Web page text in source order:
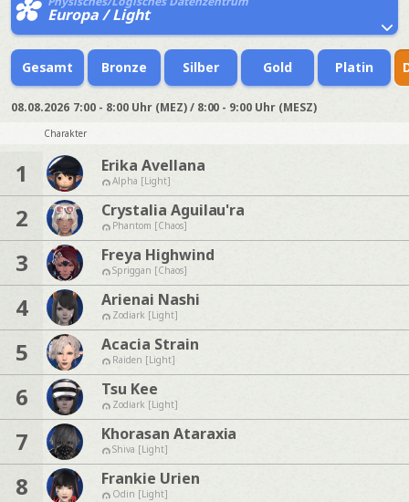
Europa / Light
Gesamt Bronze Silber Gold Platin
08.08.2026 7:00 - 8:00 Uhr (MEZ) / 8:00 - 9:00 Uhr (MESZ)
Charakter
1 Erika Avellana
Alpha [Light]
2 Crystalia Aguilau'ra
Phantom [Chaos]
3 Freya Highwind
Spriggan [Chaos]
4 Arienai Nashi
Zodiark [Light]
5 Acacia Strain
Raiden [Light]
6 Tsu Kee
Zodiark [Light]
7 Khorasan Ataraxia
Shiva [Light]
8 Frankie Urien
Odin [Light]